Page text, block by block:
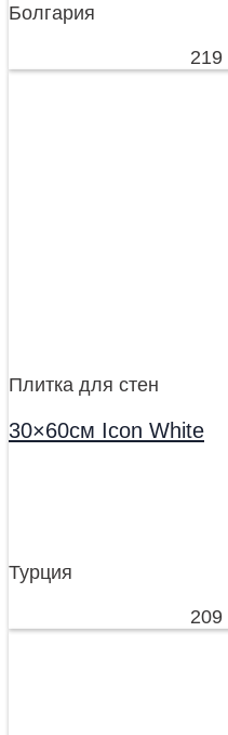
Болгария
219
Плитка для стен
30×60см Icon White
Турция
209